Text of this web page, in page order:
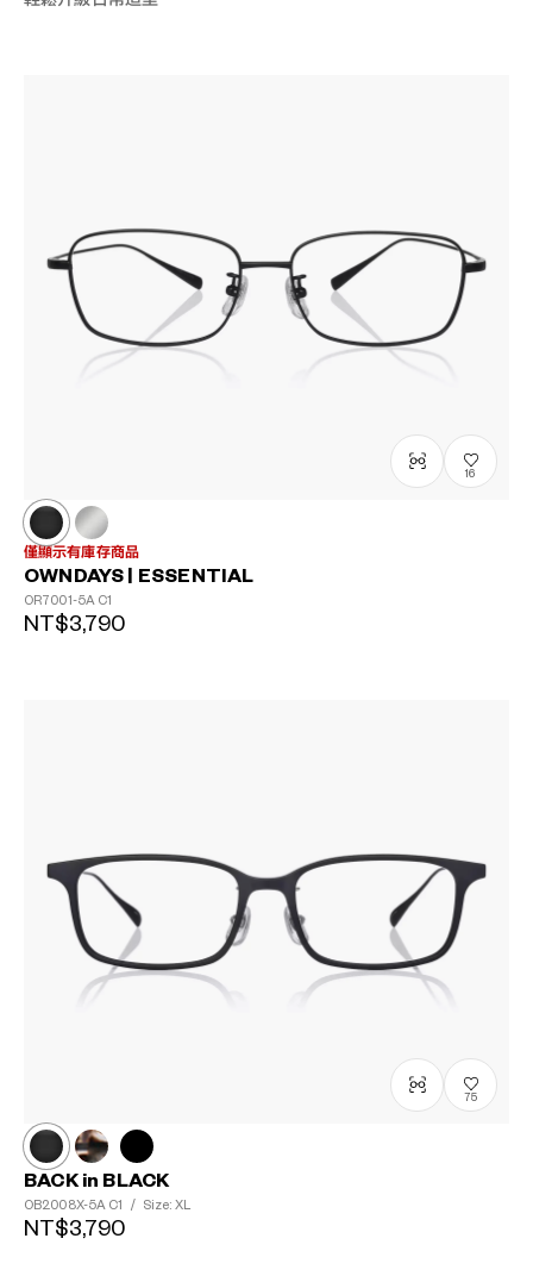
16
僅顯示有庫存商品
OWNDAYS | ESSENTIAL
OR7001-5A C1
NT$3,790
75
BACK in BLACK
OB2008X-5A C1 / Size: XL
NT$3,790